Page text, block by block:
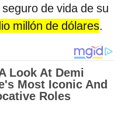
de vida de su
millón de dólares.